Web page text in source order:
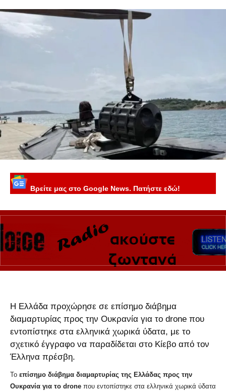
Βρείτε μας στο Google News. Πατήστε εδώ!
Η Ελλάδα προχώρησε σε επίσημο διάβημα
διαμαρτυρίας προς την Ουκρανία για το drone που
εντοπίστηκε στα ελληνικά χωρικά ύδατα, με το
σχετικό έγγραφο να παραδίδεται στο Κίεβο από τον
Έλληνα πρέσβη.
Το επίσημο διάβημα διαμαρτυρίας της Ελλάδας προς την
Ουκρανία για το drone που εντοπίστηκε στα ελληνικά χωρικά ύδατα